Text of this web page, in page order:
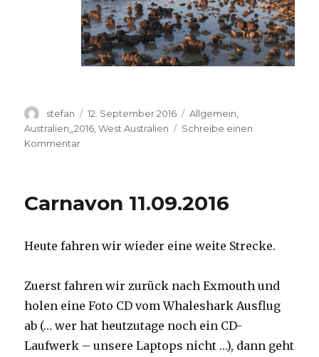
Autor
stefan
Veröffentlicht
am
12. September 2016 Kategorien
Allgemein
Australien_2016 ,West Australien
Schreibe einen
Kommentarzu
Carnavon 11.09.2016
Heute fahren wir wieder eine weite Strecke.
Zuerst fahren wir zurück nach Exmouth und
holen eine Foto CD vom Whaleshark Ausflug
ab (… wer hat heutzutage noch ein CD-
Laufwerk – unsere Laptops nicht …), dann geht